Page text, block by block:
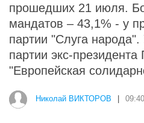
прошедших 21 июля.
мандатов – 43,1% - у
партии "Слуга
партии экс-
"Европейская
Николай ВИКТОРОВ